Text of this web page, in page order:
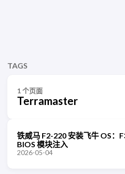
TAGS
1 个页面
Terramaster
铁威马 F2-220 安装飞牛 OS：
BIOS 模块注入
2026-05-04